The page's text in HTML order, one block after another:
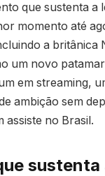
que sustenta a
momento até
a britânica
um novo
em streaming,
ambição sem
assiste no Brasil.